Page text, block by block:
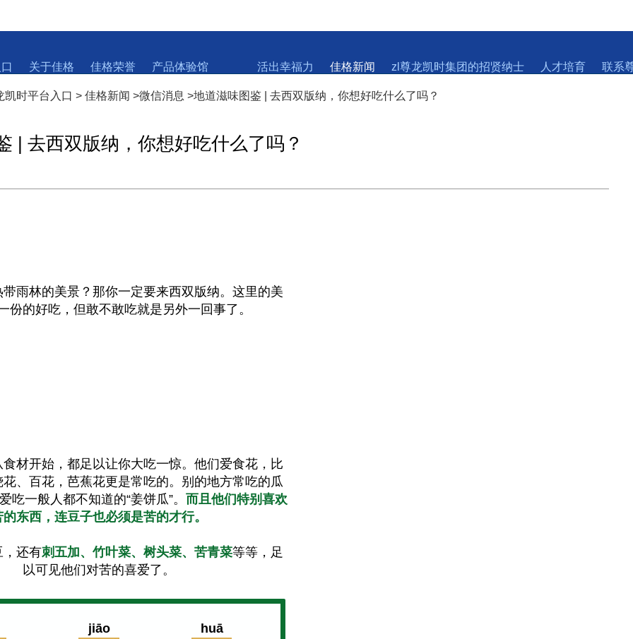
关于佳格 佳格荣誉 产品体验馆 活出幸福力 佳格新闻 zl尊龙凯时集团的招贤纳士 人才培育 联系
凯时平台入口 > 佳格新闻 >微信消息 >地道滋味图鉴 | 去西双版纳，你想好吃什么了吗？
| 去西双版纳，你想好吃什么了吗？
雨林的美景？那你一定要来西双版纳。这里的美
份的好吃，但敢不敢吃就是另外一回事了。
材开始，都足以让你大吃一惊。他们爱食花，比
、百花，芭蕉花更是常吃的。别的地方常吃的瓜
吃一般人都不知道的“姜饼瓜”。 而且他们特别喜欢
的东西，连豆子也必须是苦的才行。
，还有刺五加、竹叶菜、树头菜、苦青菜等等，足
以可见他们对苦的喜爱了。
jiāo huā